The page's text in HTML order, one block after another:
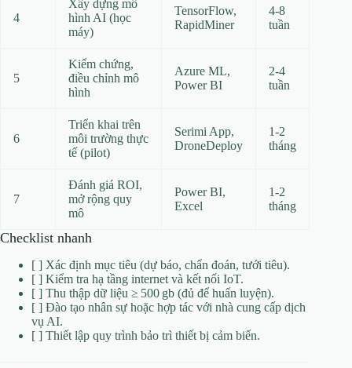
4
Xây dựng mô
hình AI (học
máy)
TensorFlow,
RapidMiner
4‑8
tuần
5
Kiểm chứng,
điều chỉnh mô
hình
Azure ML,
Power BI
2‑4
tuần
6
Triển khai trên
môi trường thực
tế (pilot)
Serimi App,
DroneDeploy
1‑2
tháng
7
Đánh giá ROI,
mở rộng quy
mô
Power BI,
Excel
1‑2
tháng
Checklist nhanh
[ ] Xác định mục tiêu (dự báo, chẩn đoán, tưới tiêu).
[ ] Kiểm tra hạ tầng internet và kết nối IoT.
[ ] Thu thập dữ liệu ≥ 500 gb (đủ để huấn luyện).
[ ] Đào tạo nhân sự hoặc hợp tác với nhà cung cấp dịch
vụ AI.
[ ] Thiết lập quy trình bảo trì thiết bị cảm biến.